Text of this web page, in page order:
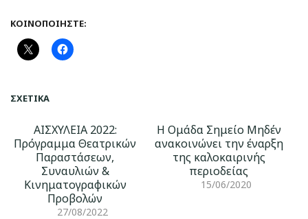
ΚΟΙΝΟΠΟΙΉΣΤΕ:
ΣΧΕΤΙΚΆ
ΑΙΣΧΥΛΕΙΑ 2022:
Πρόγραμμα Θεατρικών
Παραστάσεων,
Συναυλιών &
Κινηματογραφικών
Προβολών
27/08/2022
Η Ομάδα Σημείο Μηδέν
ανακοινώνει την έναρξη
της καλοκαιρινής
περιοδείας
15/06/2020